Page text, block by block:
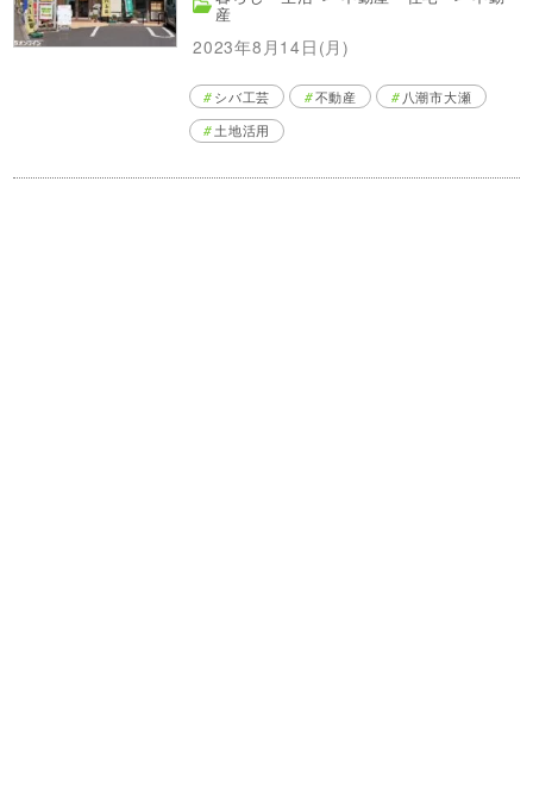
産
2023年8月14日(月)
シバ工芸 不動産
八潮市大瀬
土地活用